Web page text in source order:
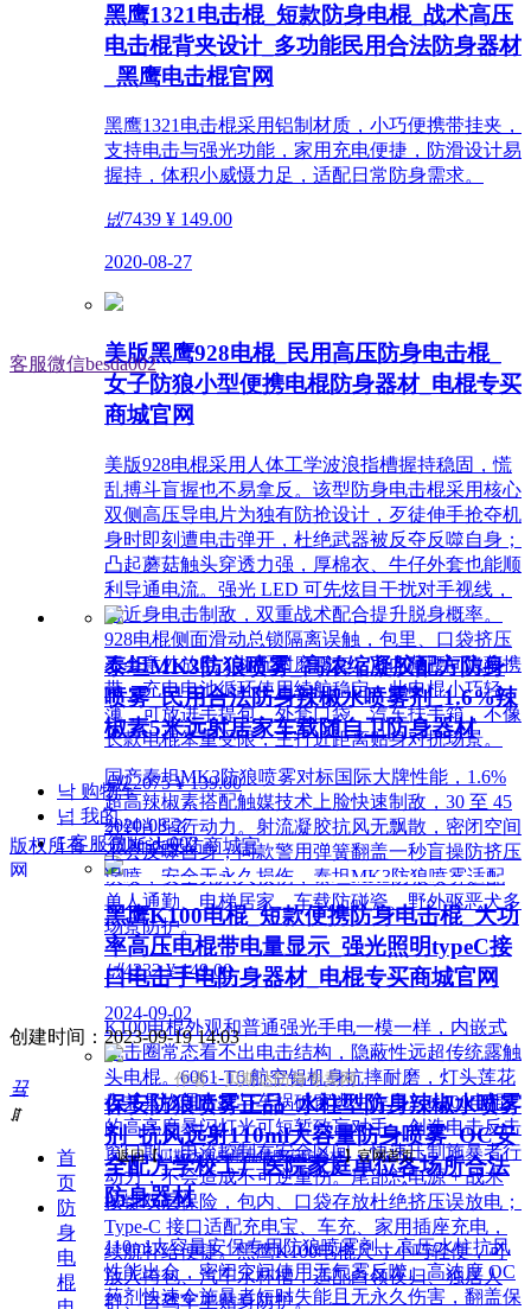
黑鹰1321电击棍_短款防身电棍_战术高压
电击棍背夹设计_多功能民用合法防身器材
_黑鹰电击棍官网
黑鹰1321电击棍采用铝制材质，小巧便携带挂夹，
支持电击与强光功能，家用充电便捷，防滑设计易
握持，体积小威慑力足，适配日常防身需求。
넶7439 ¥ 149.00
2020-08-27
美版黑鹰928电棍_民用高压防身电击棍_
女子防狼小型便携电棍防身器材_电棍专买
商城官网
美版928电棍采用人体工学波浪指槽握持稳固，慌
乱搏斗盲握也不易拿反。该型防身电击棍采用核心
双侧高压导电片为独有防抢设计，歹徒伸手抢夺机
身时即刻遭电击弹开，杜绝武器被反夺反噬自身；
凸起蘑菇触头穿透力强，厚棉衣、牛仔外套也能顺
利导通电流。强光 LED 可先炫目干扰对手视线，
再近身电击制敌，双重战术配合提升脱身概率。
928电棍侧面滑动总锁隔离误触，包里、口袋挤压
不会意外放电；标配耐磨腰套，可内藏腰间隐蔽携
带，充电电池循环使用续航稳定。此电棍小巧轻
薄，可放进手提包、外套口袋、汽车扶手箱，不像
长款电棍笨重受限，主打近距离贴身对抗场景。
넶22075 ¥ 139.00
2020-08-27
黑鹰K100电棍_短款便携防身电击棍_大功
率高压电棍带电量显示_强光照明typeC接
口电击手电防身器材_电棍专买商城官网
K100电棍外观和普通强光手电一模一样，内嵌式
电击圈常态看不出电击结构，隐蔽性远超传统露触
头电棍。6061-T6 航空铝机身抗摔耐磨，灯头莲花
齿兼具物理击打与车祸破窗逃生作用。K100电棍
的高亮度暴闪灯光可短暂致盲对手，创造电击反击
窗口期；电流控制在安全区间，快速压制施暴者行
动力，不会造成不可逆重伤。尾部总电源 + 战术
按键双层保险，包内、口袋存放杜绝挤压误放电；
Type-C 接口适配充电宝、车充、家用插座充电，
续航补给便捷。黑鹰K100电棍尺寸小巧轻便，可
放入挎包、汽车水杯槽，适配白领夜归、独居人
群、自驾车主贴身防护。
泰坦MK3防狼喷雾_高浓缩凝胶配方防身
喷雾_民用合法防身辣椒水喷雾剂_1.6%辣
椒素5米远射居家车载随自卫防身器材
国产泰坦MK3防狼喷雾对标国际大牌性能，1.6%
超高辣椒素搭配触媒技术上脸快速制敌，30 至 45
分钟削弱行动力。射流凝胶抗风无飘散，密闭空间
不会反噬自身；同款警用弹簧翻盖一秒盲操防挤压
误喷，安全无永久损伤，泰坦MK3防狼喷雾适配
单人通勤、电梯居家、车载防碰瓷、野外驱恶犬多
场景防护。
넶4232 ¥ 149.00
2024-09-02
保安防狼喷雾正品_水柱型防身辣椒水喷雾
剂_抗风远射110ml大容量防身喷雾_OC安
全配方学校工厂医院家庭单位各场所合法
防身器材
110ml大容量安保专用防狼喷雾剂，高压水柱抗风
性能出众，密闭空间使用无气雾反噬。高浓度 OC
药剂快速令施暴者短时失能且无永久伤害，翻盖保
创建时间： 2023-09-19 14:03
作者：贝斯达防身专卖网
끀
ꁲ
首
页
防
身
电
棍
返回【贝斯达防身用品黑鹰安防器材】官网首页
客服微信besda002
낙 购物车
넙 我的
ꀤ 客服微besda002
版权所有： 贝斯达安防商城官
网